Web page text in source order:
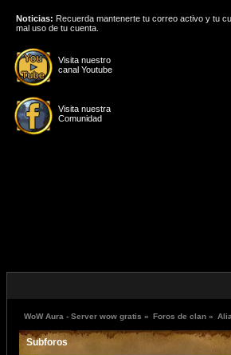
Visita nuestro
canal Youtube
Visita nuestra
Comunidad
Noticias: Recuerda mantenerte tu correo activo y tu
mal uso de tu cuenta.
WoW Aura - Server wow gratis » Foros de clan »
Subforos